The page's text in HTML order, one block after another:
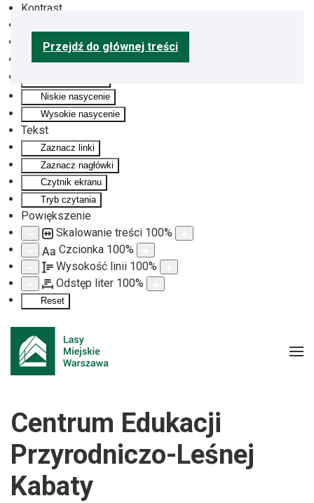
Kontrast
Monochromatyczny
Niskie nasycenie
Wysokie nasycenie
Tekst
Zaznacz linki
Zaznacz nagłówki
Czytnik ekranu
Tryb czytania
Powiększenie
Skalowanie treści 100%
Aa Czcionka 100%
Wysokość linii 100%
Odstęp liter 100%
Reset
Przejdź do głównej treści
Centrum Edukacji
Przyrodniczo-Leśnej
Kabaty